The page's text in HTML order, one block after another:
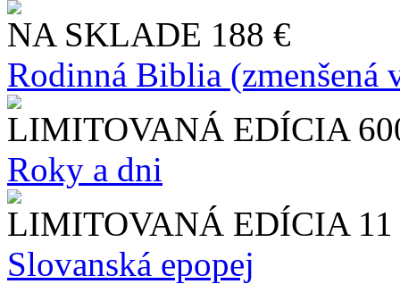
NA SKLADE 188 €
Rodinná Biblia (zmenšená
LIMITOVANÁ EDÍCIA
Roky a dni
LIMITOVANÁ EDÍCIA
Slo​vanská epopej